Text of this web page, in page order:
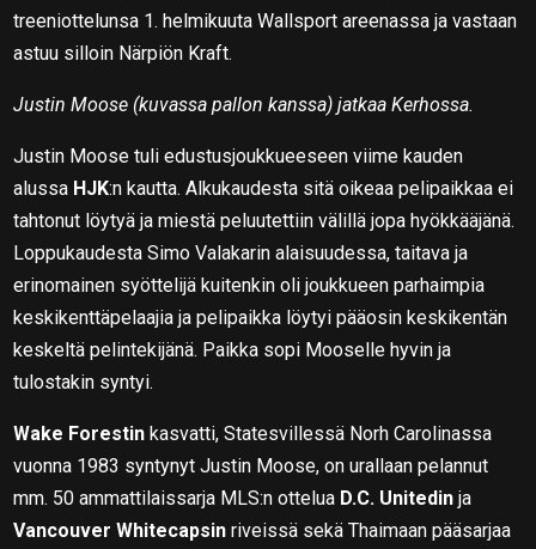
treeniottelunsa 1. helmikuuta Wallsport areenassa ja vastaan
astuu silloin Närpiön Kraft.
Justin Moose (kuvassa pallon kanssa) jatkaa Kerhossa.
Justin Moose tuli edustusjoukkueeseen viime kauden
alussa HJK:n kautta. Alkukaudesta sitä oikeaa pelipaikkaa ei
tahtonut löytyä ja miestä peluutettiin välillä jopa hyökkääjänä.
Loppukaudesta Simo Valakarin alaisuudessa, taitava ja
erinomainen syöttelijä kuitenkin oli joukkueen parhaimpia
keskikenttäpelaajia ja pelipaikka löytyi pääosin keskikentän
keskeltä pelintekijänä. Paikka sopi Mooselle hyvin ja
tulostakin syntyi.
Wake Forestin kasvatti, Statesvillessä Norh Carolinassa
vuonna 1983 syntynyt Justin Moose, on urallaan pelannut
mm. 50 ammattilaissarja MLS:n ottelua D.C. Unitedin ja
Vancouver Whitecapsin riveissä sekä Thaimaan pääsarjaa